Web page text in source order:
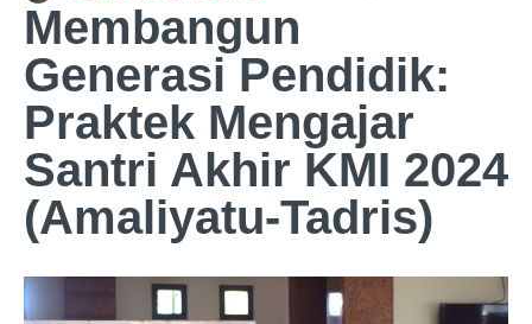
Membangun
Generasi Pendidik:
Praktek Mengajar
Santri Akhir KMI 2024
(Amaliyatu-Tadris)